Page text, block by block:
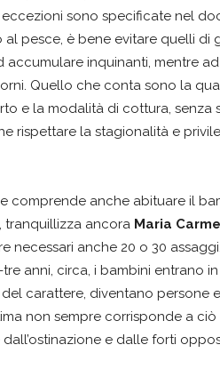
sono specificate nel
al pesce, è bene evitare quelli di
inquinanti, mentre
Quello che conta sono la
e la modalità di cottura, senza
rispettare la stagionalità e
comprende anche abituare il
tranquillizza ancora Maria
necessari anche 20 o 30
anni, circa, i bambini entrano
carattere, diventano persone
non sempre corrisponde a
e dalle forti